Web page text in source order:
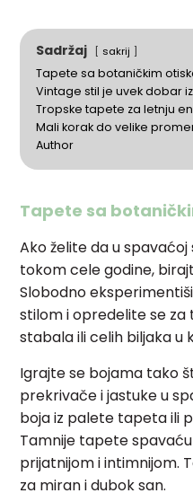
Sadržaj sakrij
Tapete sa botaničkim
Vintage stil je uvek dobar
Tropske tapete za letnju
Mali korak do velike
Author
Tapete sa
Ako želite da u
tokom cele godine,
Slobodno
stilom i opredelite se
stabala ili celih biljaka u
Igrajte se bojama tako
prekrivače i jastuke u
boja iz palete tapeta ili
Tamnije tapete
prijatnijom i intimnijom.
za miran i dubok san.